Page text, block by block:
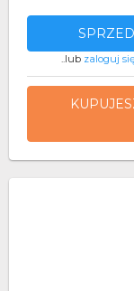
..lub zaloguj